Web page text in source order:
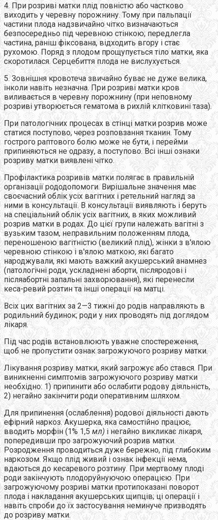
4. При розриві матки плід повністю або частково
виходить у черевну порожнину. Тому при пальпації
частини плода надзвичайно чітко визначаються
безпосередньо під черевною стінкою; передлегла
частина, раніш фіксована, відходить вгору і стає
рухомою. Поряд з плодом прощупується тіло матки, яка
скоротилася. Серцебиття плода не вислухується.
5. Зовнішня кровотеча звичайно буває не дуже велика,
інколи навіть незначна. При розриві матки кров
виливається в черевну порожнину (при неповному
розриві утворюється гематома в рихлій клітковині таза).
При патологічних процесах в стінці матки розрив може
статися поступово, через розповзання тканин. Тому
гострого раптового болю може не бути, і перейми
припиняються не одразу, а поступово. Всі інші ознаки
розриву матки виявлені чітко.
Профілактика розривів матки полягає в правильній
організації рододопомоги. Вирішальне значення має
своєчасний облік усіх вагітних і ретельний нагляд за
ними в консультації. В консультації виявляють і беруть
на спеціальний облік усіх вагітних, в яких можливий
розрив матки в родах. До цієї групи належать вагітні з
вузьким тазом, неправильним положенням плода,
переношеною вагітністю (великий плід), жінки з в'ялою
черевною стінкою і в'ялою маткою, які багато
народжували, які мають важкий акушерський анамнез
(патологічні роди, ускладнені аборти, післяродові і
післяабортні запальні захворювання), які перенесли
кеса-ревий розтин та інші операції на матці.
Всіх цих вагітних за 2—3 тижні до родів направляють в
родильний будинок; роди у них проводять під доглядом
лікаря.
Під час родів встановлюють уважне спостереження,
щоб не пропустити ознак загрожуючого розриву матки.
Лікування розриву матки, який загрожує або стався. При
виникненні симптомів загрожуючого розриву матки
необхідно: 1) припинити або ослабити родову діяльність,
2) негайно закінчити роди оперативним шляхом.
Для припинення (ослаблення) родової діяльності дають
ефірний наркоз. Акушерка, яка самостійно працює,
вводить морфін (1% 1,5 мл) і негайно викликає лікаря,
попередивши про загрожуючий розрив матки.
Розродження проводиться дуже бережно, під глибоким
наркозом. Якщо плід живий і ознак інфекції нема,
вдаються до кесаревого розтину. При мертвому плоді
роди закінчують плодоруйнуючою операцією. При
загрожуючому розриві матки протипоказані поворот
плода і накладання акушерських щипців; ці операції і
навіть спроби до їх застосування неминуче призводять
до розриву матки.